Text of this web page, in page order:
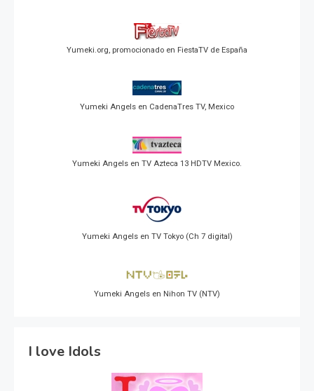
Yumeki.org, promocionado en FiestaTV de España
Yumeki Angels en CadenaTres TV, Mexico
Yumeki Angels en TV Azteca 13 HDTV Mexico.
Yumeki Angels en TV Tokyo (Ch 7 digital)
Yumeki Angels en Nihon TV (NTV)
I love Idols